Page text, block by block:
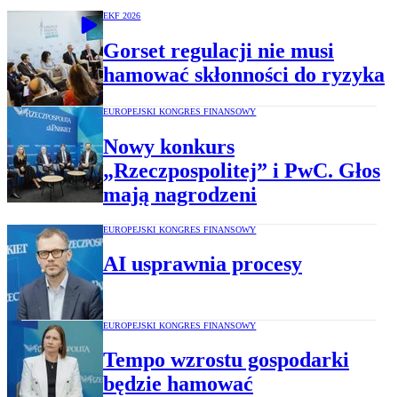
EKF 2026
Gorset regulacji nie musi
hamować skłonności do ryzyka
EUROPEJSKI KONGRES FINANSOWY
Nowy konkurs
„Rzeczpospolitej” i PwC. Głos
mają nagrodzeni
EUROPEJSKI KONGRES FINANSOWY
AI usprawnia procesy
EUROPEJSKI KONGRES FINANSOWY
Tempo wzrostu gospodarki
będzie hamować